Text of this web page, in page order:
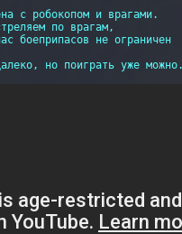
с робокопом и врагами.
по врагам,
боеприпасов не ограничен
но поиграть уже